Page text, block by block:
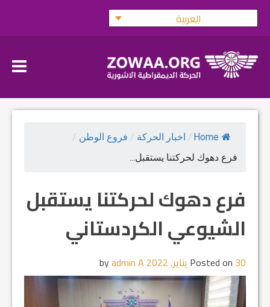
Skip
العربية
Home
/ اخبار الحركة / فروع الوطن /
فرع دهوك لحركتنا يستقبل...
فرع دهوك لحركتنا يستقبل
الشيوعي الكردستاني
Posted on 30 يناير, 2022 admin A